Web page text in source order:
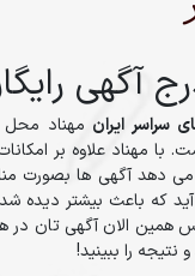
آگهی
سراسر ایران مهناد محل
با مهناد علاوه بر
می دهد آگهی ها بصورت
که باعث بیشتر دیده
همین الان آگهی تان
را ببینید!